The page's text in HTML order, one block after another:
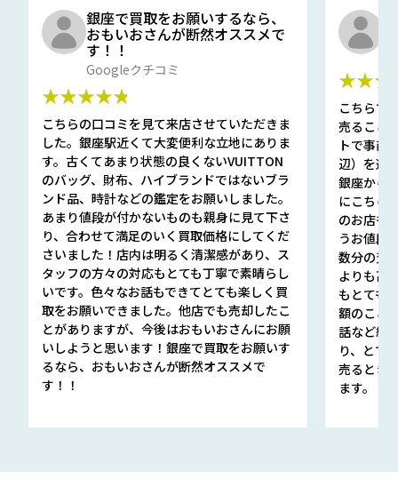
銀座で買取をお願いするなら、
おもいおさんが断然オススメで
す！！
Googleクチコミ
★★★★★
こちらの口コミを見て来店させていただきま
した。銀座駅近くて大変便利な立地にありま
す。古くてあまり状態の良くないVUITTON
のバッグ、財布、ハイブランドではないブラ
ンド品、時計などの鑑定をお願いしました。
あまり値段が付かないものも親身に見て下さ
り、合わせて満足のいく買取価格にしてくだ
さいました！店内は明るく清潔感があり、ス
タッフの方々の対応もとても丁寧で素晴らし
いです。色々なお話もできてとても楽しく買
取をお願いできました。他店でも売却したこ
とがありますが、今後はおもいおさんにお願
いしようと思います！銀座で買取をお願いす
るなら、おもいおさんが断然オススメで
す！！
こちらで
売ること
トで事前
辺）を選
銀座から
にこちら
のお店も
うお値段
数分の査
よりも高
もとても
額のこと
話など細
り、とて
売るとき
ます。